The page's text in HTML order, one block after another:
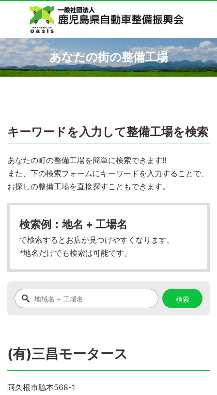
あなたの街の整備工場
キーワードを入力して整備工場を検索
あなたの町の整備工場を簡単に検索できます!!
また、下の検索フォームにキーワードを入力することで、
お探しの整備工場を直接探すこともできます。
検索例：地名 + 工場名
で検索するとお店が見つけやすくなります。
*地名だけでも検索は可能です。
(有)三昌モータース
阿久根市脇本568-1